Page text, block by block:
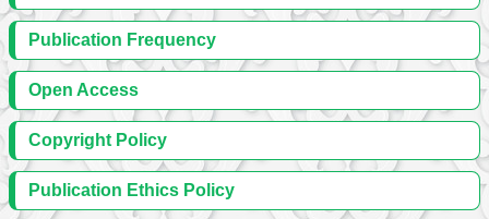
Publication Frequency
Open Access
Copyright Policy
Publication Ethics Policy